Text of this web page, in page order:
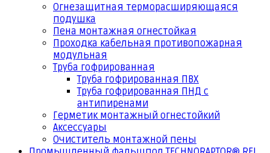
Огнезащитная терморасширяющаяся
подушка
Пена монтажная огнестойкая
Проходка кабельная противопожарная
модульная
Труба гофрированная
Труба гофрированная ПВХ
Труба гофрированная ПНД с
антипиренами
Герметик монтажный огнестойкий
Аксессуары
Очиститель монтажной пены